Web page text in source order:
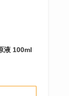
液 100ml